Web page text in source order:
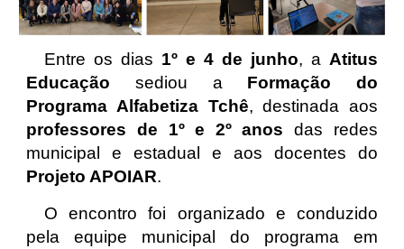
Entre os dias 1º e 4 de junho, a Atitus
Educação sediou a Formação do
Programa Alfabetiza Tchê, destinada aos
professores de 1º e 2º anos das redes
municipal e estadual e aos docentes do
Projeto APOIAR.
O encontro foi organizado e conduzido
pela equipe municipal do programa em